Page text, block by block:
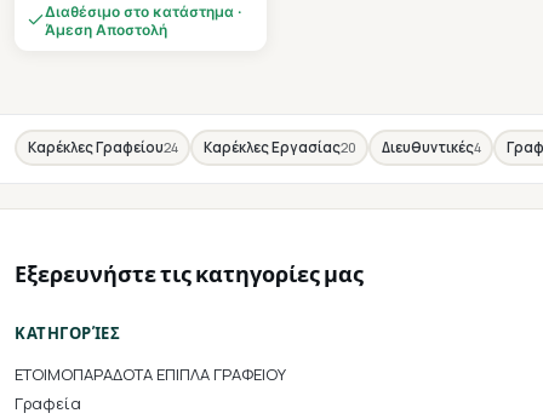
Διαθέσιμο στο κατάστημα ·
Άμεση Αποστολή
Καρέκλες Γραφείου24 Καρέκλες Εργασίας20 Διευθυντικές4
Εξερευνήστε τις κατηγορίες μας
ΚΑΤΗΓΟΡΊΕΣ
ΕΤΟΙΜΟΠΑΡΑΔΟΤΑ ΕΠΙΠΛΑ ΓΡΑΦΕΙΟΥ
Γραφεία